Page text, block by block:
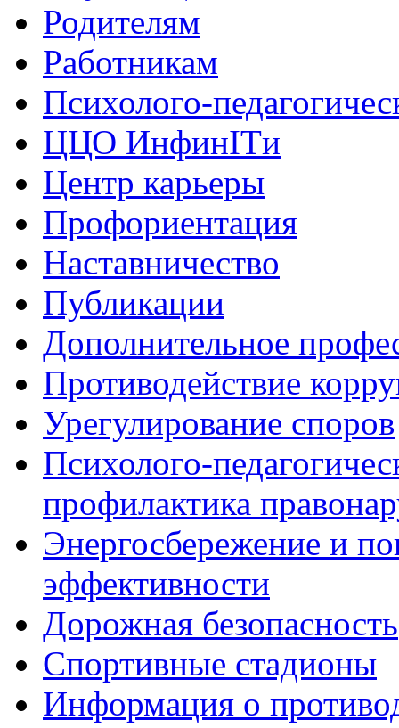
Родителям
Работникам
Психолого-
ЦЦО ИнфинITи
Центр карьеры
Профориентация
Наставничество
Публикации
Дополнительное
Противодействие
Урегулирование споров
Психолого-
профилактика
Энергосбережение и
эффективности
Дорожная безопасность
Спортивные стадионы
Информация о